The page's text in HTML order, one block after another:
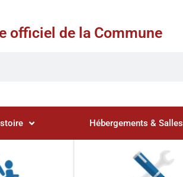
officiel de la Commune
Hébergements & Salles